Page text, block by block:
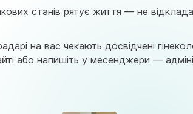
станів рятує життя — не
на вас чекають досвідчені
або напишіть у месенджери —